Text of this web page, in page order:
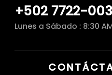
+502 7722-
Lunes a Sábado : 8:30